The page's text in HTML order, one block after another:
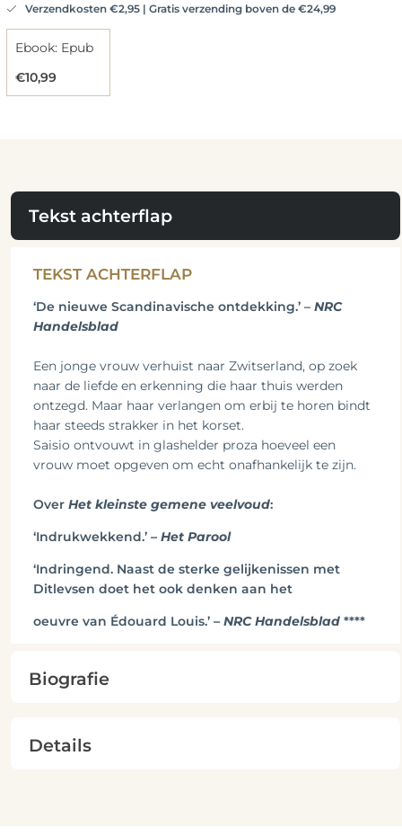
Verzendkosten €2,95 | Gratis verzending boven de €24,99
Ebook: Epub
€10,99
Tekst achterflap
TEKST ACHTERFLAP
‘De nieuwe Scandinavische ontdekking.’ – NRC
Handelsblad
Een jonge vrouw verhuist naar Zwitserland, op zoek
naar de liefde en erkenning die haar thuis werden
ontzegd. Maar haar verlangen om erbij te horen bindt
haar steeds strakker in het korset.
Saisio ontvouwt in glashelder proza hoeveel een
vrouw moet opgeven om echt onafhankelijk te zijn.
Over Het kleinste gemene veelvoud:
‘Indrukwekkend.’ – Het Parool
‘Indringend. Naast de sterke gelijkenissen met
Ditlevsen doet het ook denken aan het
oeuvre van Édouard Louis.’ – NRC Handelsblad ****
Biografie
Details